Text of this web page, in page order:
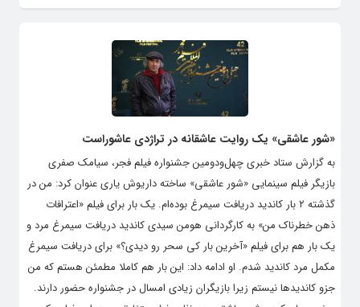
ادامه خبر
«شور عاشقی» یک روایت عاشقانه در تراژدی عاشوراست
به گزارش ستاد خبری چهل‌ودومین جشنواره فیلم فجر، سیامک صفری
بازیگر فیلم سینمایی «شور عاشقی» ساخته داریوش یاری عنوان کرد: من در
گذشته ۲ بار کاندید دریافت سیمرغ بوده‌ام. یک بار برای فیلم «اعترافات
ذهن خطرناک من» به کارگردانی هومن سیدی کاندید دریافت سیمرغ مرد و
یک بار هم برای فیلم «آخرین بار کی سحر رو دیدی؟» برای دریافت سیمرغ
مکمل مرد کاندید شدم. او ادامه داد: این بار هم کاملا مطمئن هستم که من